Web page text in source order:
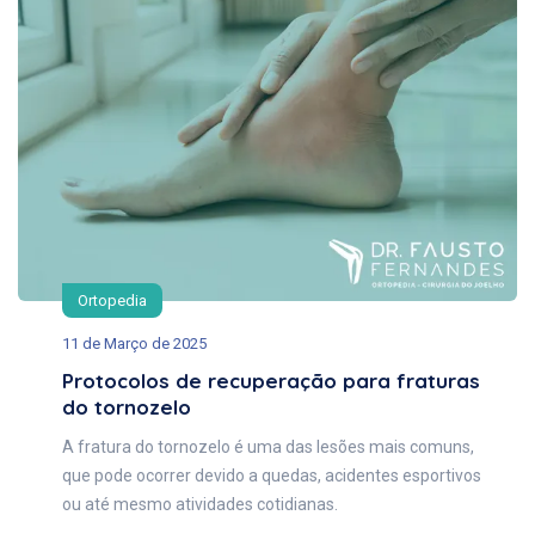
Ortopedia
11 de Março de 2025
Protocolos de recuperação para fraturas
do tornozelo
A fratura do tornozelo é uma das lesões mais comuns,
que pode ocorrer devido a quedas, acidentes esportivos
ou até mesmo atividades cotidianas.